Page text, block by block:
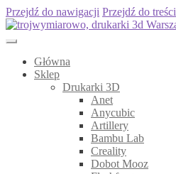
Przejdź do nawigacji Przejdź do treści
Główna
Sklep
Drukarki 3D
Anet
Anycubic
Artillery
Bambu Lab
Creality
Dobot Mooz